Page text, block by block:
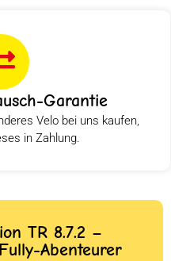
Garantie
Velo bei uns kaufen,
in Zahlung.
TR 8.7.2 –
Abenteurer